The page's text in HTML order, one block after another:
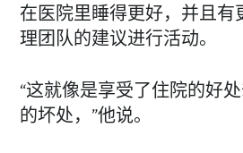
在医院里睡得更好，并且有
理团队的建议进行活动。
“这就像是享受了住院的好
的坏处，”他说。